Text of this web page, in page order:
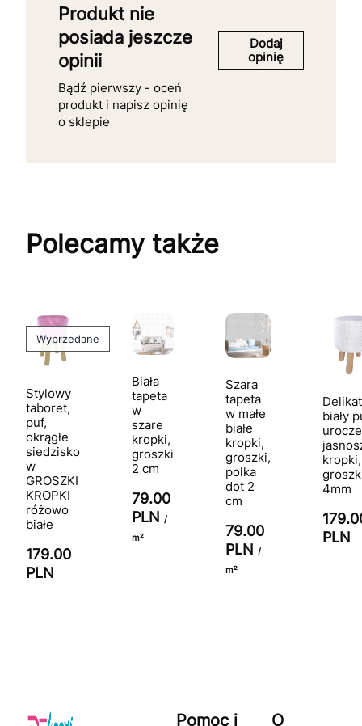
Produkt nie
posiada jeszcze
opinii
Bądź pierwszy - oceń
produkt i napisz opinię
o sklepie
Dodaj
opinię
Polecamy także
Wyprzedane
Stylowy
taboret,
puf,
okrągłe
siedzisko
w
GROSZKI
KROPKI
różowo
białe
179.00
PLN
Biała
tapeta
w
szare
kropki,
groszki
2 cm
79.00
PLN /
m²
Szara
tapeta
w małe
białe
kropki,
groszki,
polka
dot 2
cm
79.00
PLN /
m²
biały
urocze
kropki,
4mm
PLN
Pomoc i
O